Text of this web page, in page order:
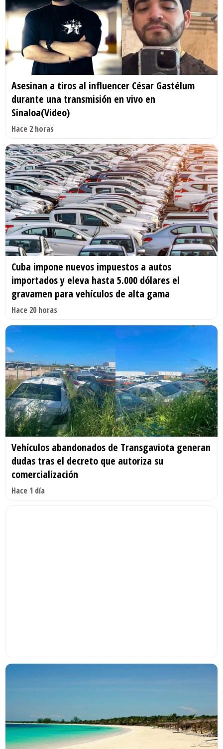
Asesinan a tiros al influencer César Gastélum
durante una transmisión en vivo en
Sinaloa(Video)
Hace 2 horas
Cuba impone nuevos impuestos a autos
importados y eleva hasta 5.000 dólares el
gravamen para vehículos de alta gama
Hace 20 horas
Vehículos abandonados de Transgaviota generan
dudas tras el decreto que autoriza su
comercialización
Hace 1 día